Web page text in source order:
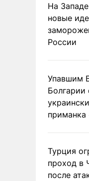
На
новые
России
Упавшим
Болгарии
приманка
Турция
проход в
после